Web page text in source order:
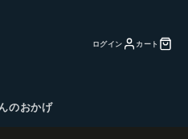
ログイン カート
のおかげ